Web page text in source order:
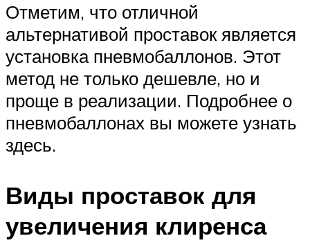
Отметим, что отличной
альтернативой проставок является
установка пневмобаллонов. Этот
метод не только дешевле, но и
проще в реализации. Подробнее о
пневмобаллонах вы можете узнать
здесь.
Виды проставок для
увеличения клиренса